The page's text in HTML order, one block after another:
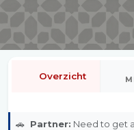
Overzicht
🚗 Partner: Need to get